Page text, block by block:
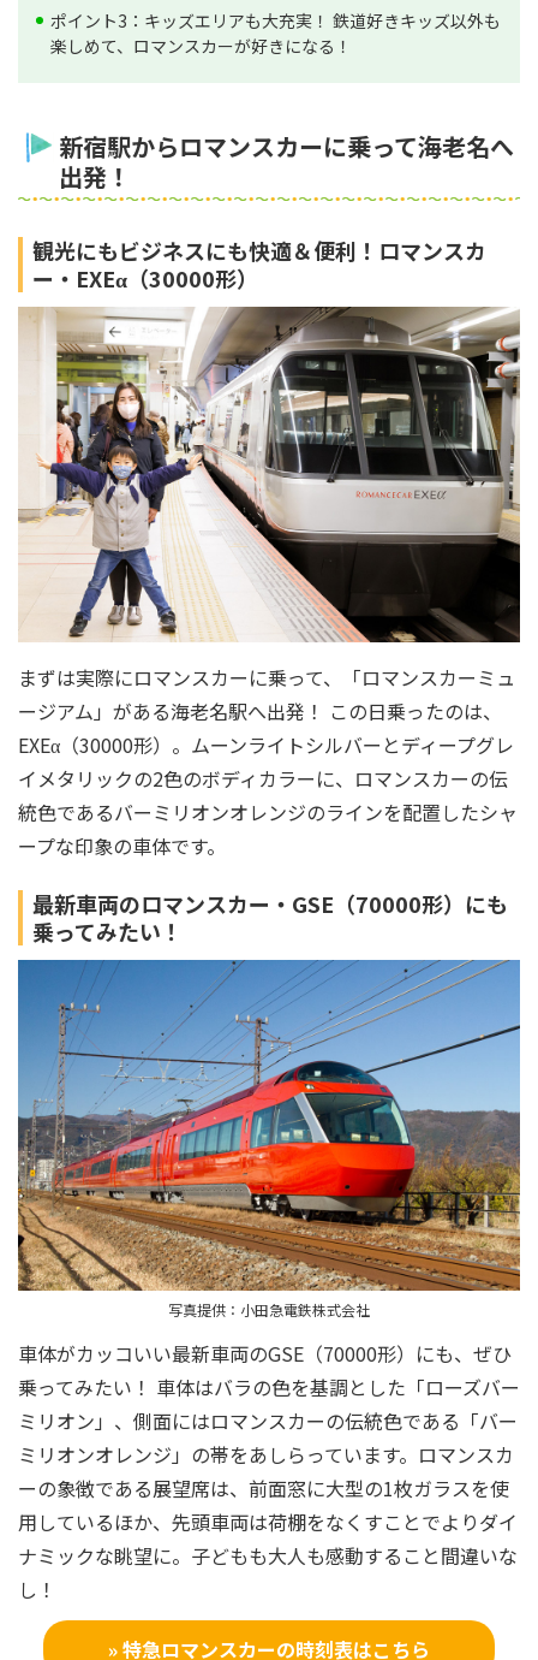
ポイント3：キッズエリアも大充実！ 鉄道好きキッズ以外も
楽しめて、ロマンスカーが好きになる！
新宿駅からロマンスカーに乗って海老名へ
出発！
観光にもビジネスにも快適＆便利！ロマンスカ
ー・EXEα（30000形）
まずは実際にロマンスカーに乗って、「ロマンスカーミュ
ージアム」がある海老名駅へ出発！ この日乗ったのは、
EXEα（30000形）。ムーンライトシルバーとディープグレ
イメタリックの2色のボディカラーに、ロマンスカーの伝
統色であるバーミリオンオレンジのラインを配置したシャ
ープな印象の車体です。
最新車両のロマンスカー・GSE（70000形）にも
乗ってみたい！
写真提供：小田急電鉄株式会社
車体がカッコいい最新車両のGSE（70000形）にも、ぜひ
乗ってみたい！ 車体はバラの色を基調とした「ローズバー
ミリオン」、側面にはロマンスカーの伝統色である「バー
ミリオンオレンジ」の帯をあしらっています。ロマンスカ
ーの象徴である展望席は、前面窓に大型の1枚ガラスを使
用しているほか、先頭車両は荷棚をなくすことでよりダイ
ナミックな眺望に。子どもも大人も感動すること間違いな
し！
» 特急ロマンスカーの時刻表はこちら